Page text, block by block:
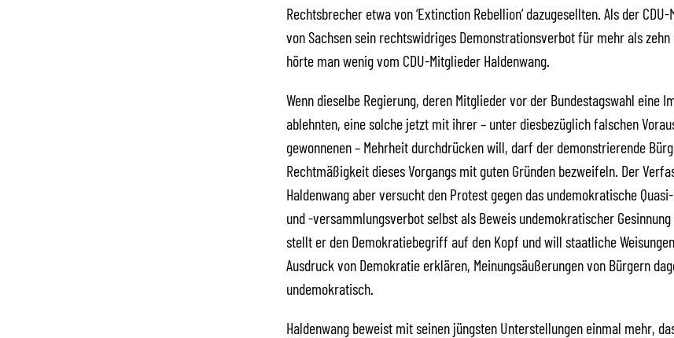
Rechtsbrecher etwa von ‘Extinction Rebellion’ dazugesellten. Als der
von Sachsen sein rechtswidriges Demonstrationsverbot für mehr als
hörte man wenig vom CDU-Mitglieder Haldenwang.
Wenn dieselbe Regierung, deren Mitglieder vor der Bundestagswahl eine
ablehnten, eine solche jetzt mit ihrer – unter diesbezüglich falschen
gewonnenen – Mehrheit durchdrücken will, darf der demonstrierende
Rechtmäßigkeit dieses Vorgangs mit guten Gründen bezweifeln. Der
Haldenwang aber versucht den Protest gegen das undemokratische
und -versammlungsverbot selbst als Beweis undemokratischer
stellt er den Demokratiebegriff auf den Kopf und will staatliche
Ausdruck von Demokratie erklären, Meinungsäußerungen von Bürgern
undemokratisch.
Haldenwang beweist mit seinen jüngsten Unterstellungen einmal mehr,